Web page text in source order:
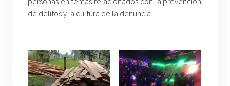
de delitos y la cultura de la denuncia.